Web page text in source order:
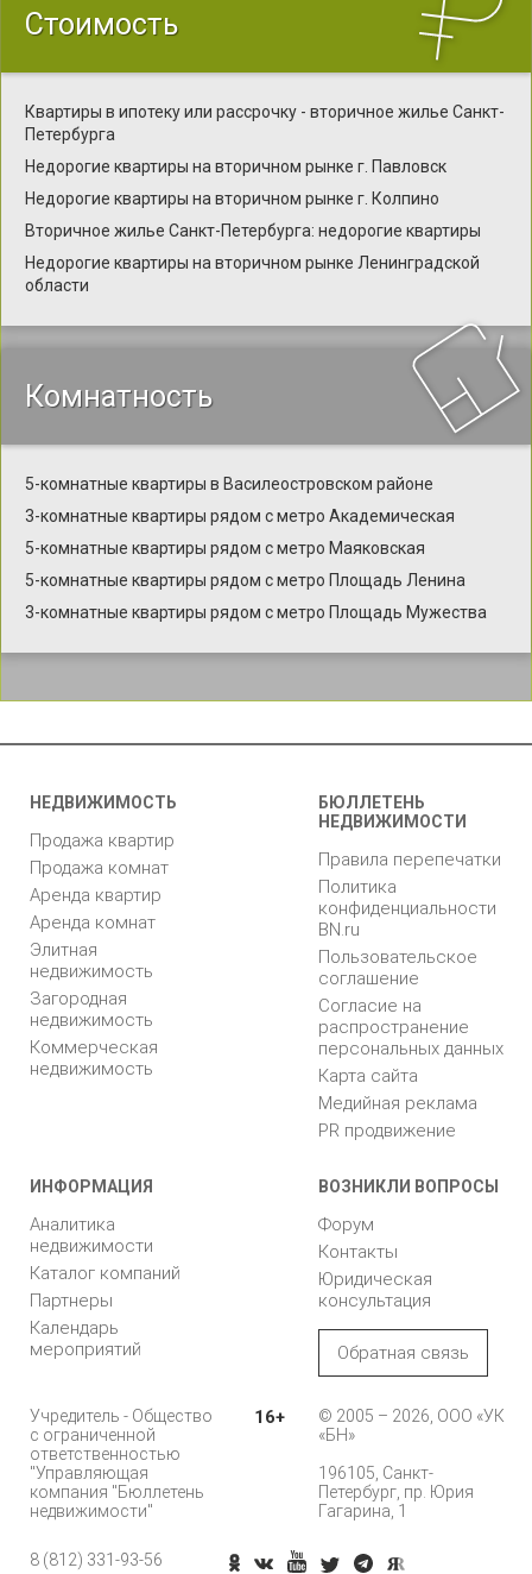
Стоимость
Квартиры в ипотеку или рассрочку - вторичное жилье Санкт-
Петербурга
Недорогие квартиры на вторичном рынке г. Павловск
Недорогие квартиры на вторичном рынке г. Колпино
Вторичное жилье Санкт-Петербурга: недорогие квартиры
Недорогие квартиры на вторичном рынке Ленинградской
области
Комнатность
5-комнатные квартиры в Василеостровском районе
3-комнатные квартиры рядом с метро Академическая
5-комнатные квартиры рядом с метро Маяковская
5-комнатные квартиры рядом с метро Площадь Ленина
3-комнатные квартиры рядом с метро Площадь Мужества
НЕДВИЖИМОСТЬ
Продажа квартир
Продажа комнат
Аренда квартир
Аренда комнат
Элитная
недвижимость
Загородная
недвижимость
Коммерческая
недвижимость
БЮЛЛЕТЕНЬ
НЕДВИЖИМОСТИ
Правила перепечатки
Политика
конфиденциальности
BN.ru
Пользовательское
соглашение
Согласие на
распространение
персональных данных
Карта сайта
Медийная реклама
PR продвижение
ИНФОРМАЦИЯ
Аналитика
недвижимости
Каталог компаний
Партнеры
Календарь
мероприятий
ВОЗНИКЛИ ВОПРОСЫ
Форум
Контакты
Юридическая
консультация
Обратная связь
Учредитель - Общество
с ограниченной
ответственностью
"Управляющая
компания "Бюллетень
недвижимости"
16+
© 2005 – 2026, ООО «УК
«БН»
196105, Санкт-
Петербург, пр. Юрия
Гагарина, 1
8 (812) 331-93-56